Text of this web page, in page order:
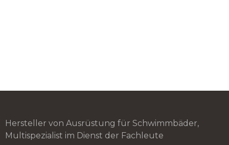
Hersteller von Ausrüstung für Schwimmbäder,
Multispezialist im Dienst der Fachleute